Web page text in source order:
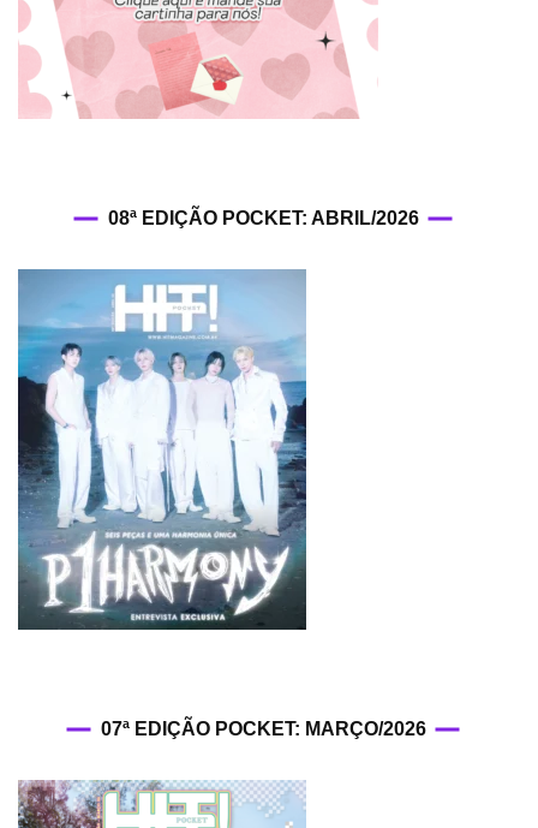
08ª EDIÇÃO POCKET: ABRIL/2026
07ª EDIÇÃO POCKET: MARÇO/2026